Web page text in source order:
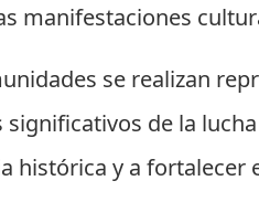
manifestaciones
se realizan
de la
histórica y a